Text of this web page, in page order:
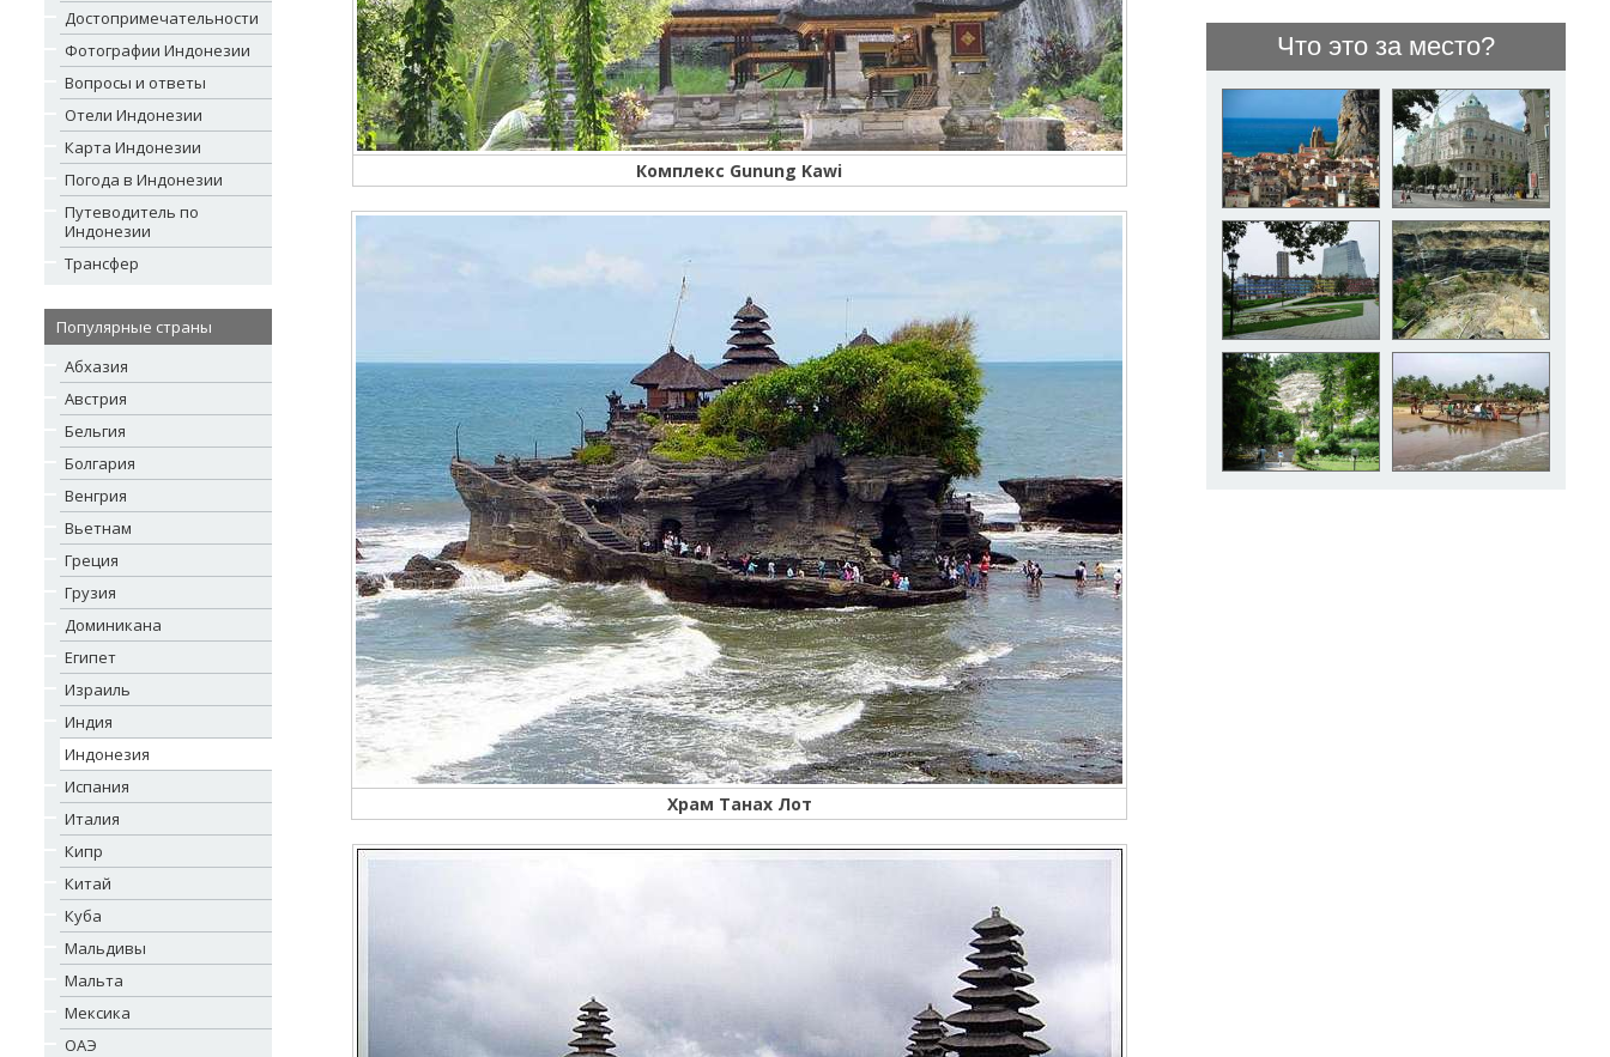
Достопримечательности
Фотографии Индонезии
Вопросы и ответы
Отели Индонезии
Карта Индонезии
Погода в Индонезии
Путеводитель по
Индонезии
Трансфер
Популярные страны
Абхазия
Австрия
Бельгия
Болгария
Венгрия
Вьетнам
Греция
Грузия
Доминикана
Египет
Израиль
Индия
Индонезия
Испания
Италия
Кипр
Китай
Куба
Мальдивы
Мальта
Мексика
ОАЭ
Комплекс Gunung Kawi
Храм Танах Лот
Что это за место?